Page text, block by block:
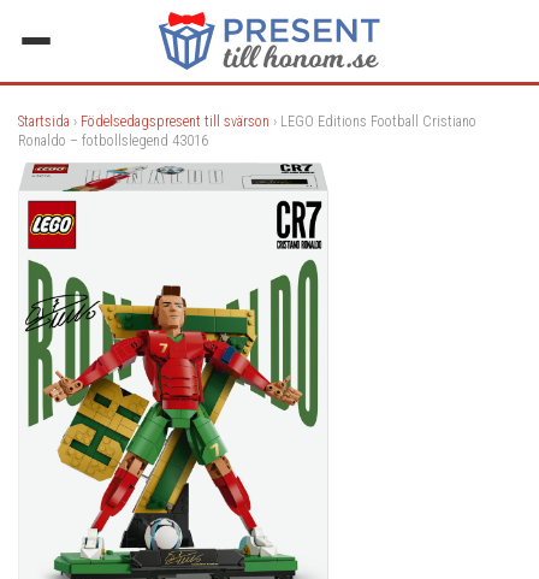
Startsida › Födelsedagspresent till svärson › LEGO Editions Football Cristiano
Ronaldo – fotbollslegend 43016